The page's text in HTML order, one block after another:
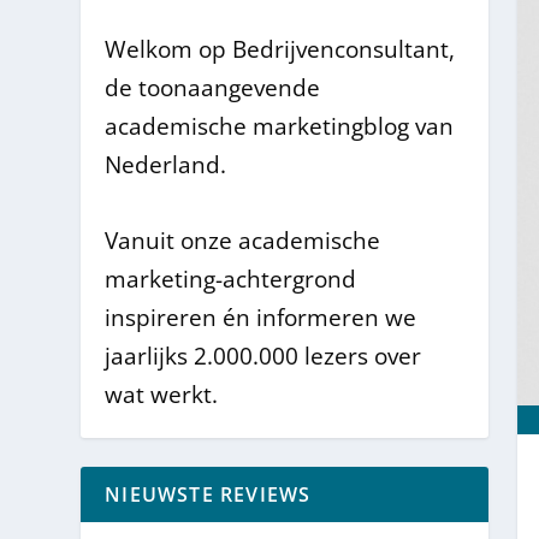
Welkom op Bedrijvenconsultant,
de toonaangevende
academische marketingblog van
Nederland.
Vanuit onze academische
marketing-achtergrond
inspireren én informeren we
jaarlijks 2.000.000 lezers over
wat werkt.
NIEUWSTE REVIEWS